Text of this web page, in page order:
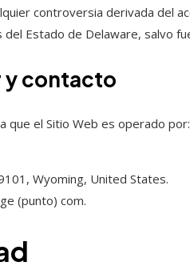
controversia derivada del
Estado de Delaware, salvo
y contacto
que el Sitio Web es operado por:
Wyoming, United States.
(punto) com.